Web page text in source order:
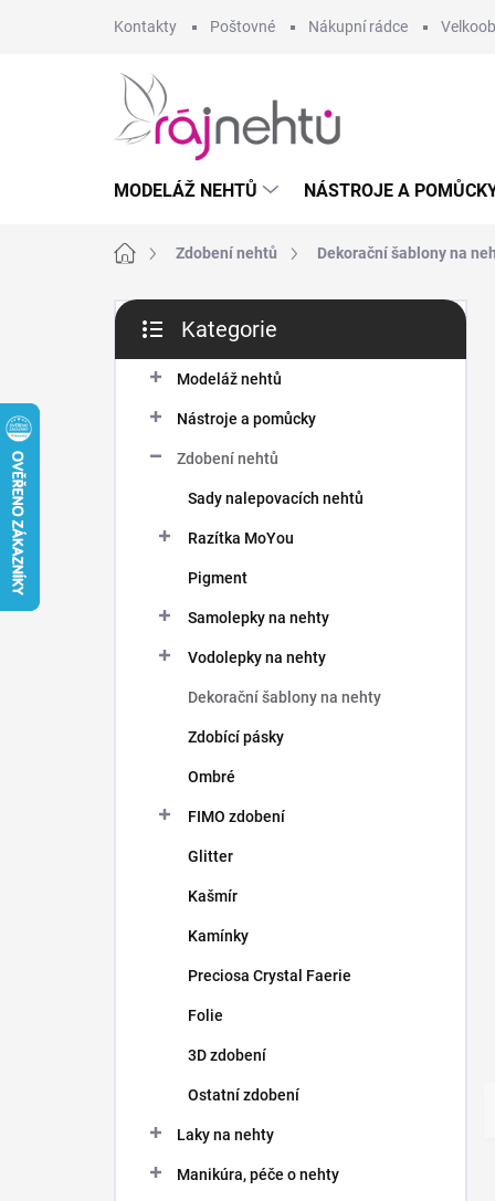
Kontakty Poštovné Nákupní rádce
MODELÁŽ NEHTŮ NÁSTROJE A
Domů Zdobení nehtů Dekorační šablony na
P
s
kategorie
Kategorie
Modeláž nehtů
Nástroje a pomůcky
Zdobení nehtů
Sady nalepovacích nehtů
Razítka MoYou
Pigment
Samolepky na nehty
Vodolepky na nehty
Dekorační šablony na nehty
Zdobící pásky
Ombré
FIMO zdobení
Glitter
Kašmír
Kamínky
Preciosa Crystal Faerie
Folie
3D zdobení
Ostatní zdobení
Laky na nehty
Manikúra, péče o nehty